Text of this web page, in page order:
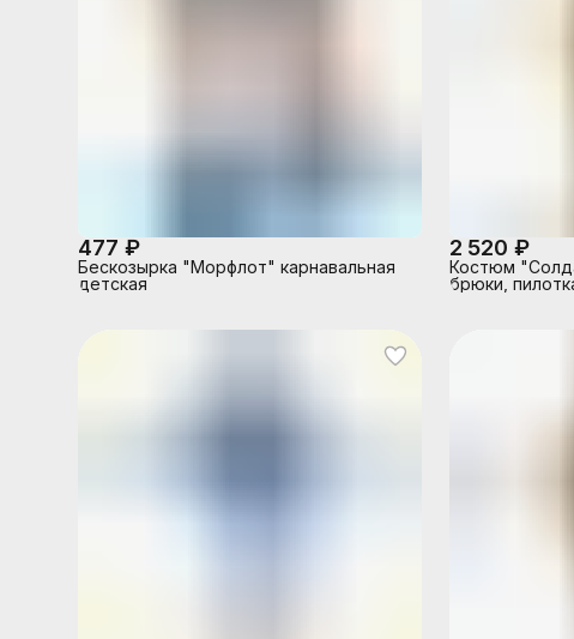
477 ₽
Бескозырка "Морфлот" карнавальная
детская
2 520 ₽
Костюм
брюки,